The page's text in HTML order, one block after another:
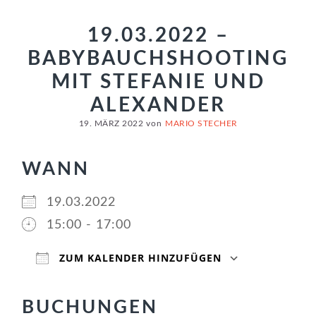
19.03.2022 –
BABYBAUCHSHOOTING
MIT STEFANIE UND
ALEXANDER
19. MÄRZ 2022 von MARIO STECHER
WANN
19.03.2022
15:00 - 17:00
ZUM KALENDER HINZUFÜGEN
BUCHUNGEN